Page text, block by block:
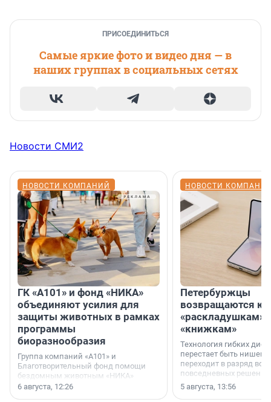
ПРИСОЕДИНИТЬСЯ
Самые яркие фото и видео дня — в
наших группах в социальных сетях
Новости СМИ2
НОВОСТИ КОМПАНИЙ
ГК «А101» и фонд «НИКА»
объединяют усилия для
защиты животных в рамках
программы
биоразнообразия
Группа компаний «А101» и
Благотворительный фонд помощи
бездомным животным «НИКА»
заключили соглашение о
6 августа, 12:26
НОВОСТИ
Петербуржцы
возвращаются к
«раскладушкам»
«книжкам»
Технология гибких
перестает быть
переходит в разряд
повседневных
5 августа, 13:56